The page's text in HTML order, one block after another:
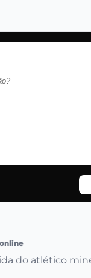
do atlético